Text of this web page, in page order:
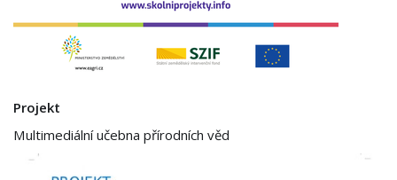
Projekt
Multimediální učebna přírodních věd